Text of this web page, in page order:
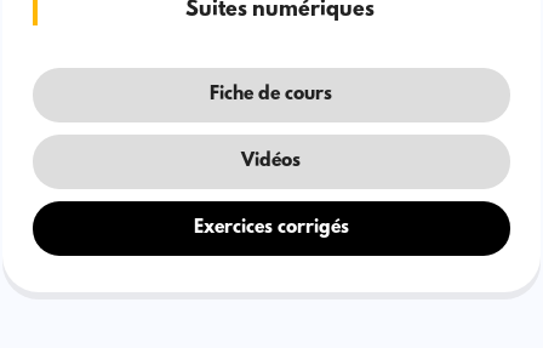
Suites numériques
Fiche de cours
Vidéos
Exercices corrigés